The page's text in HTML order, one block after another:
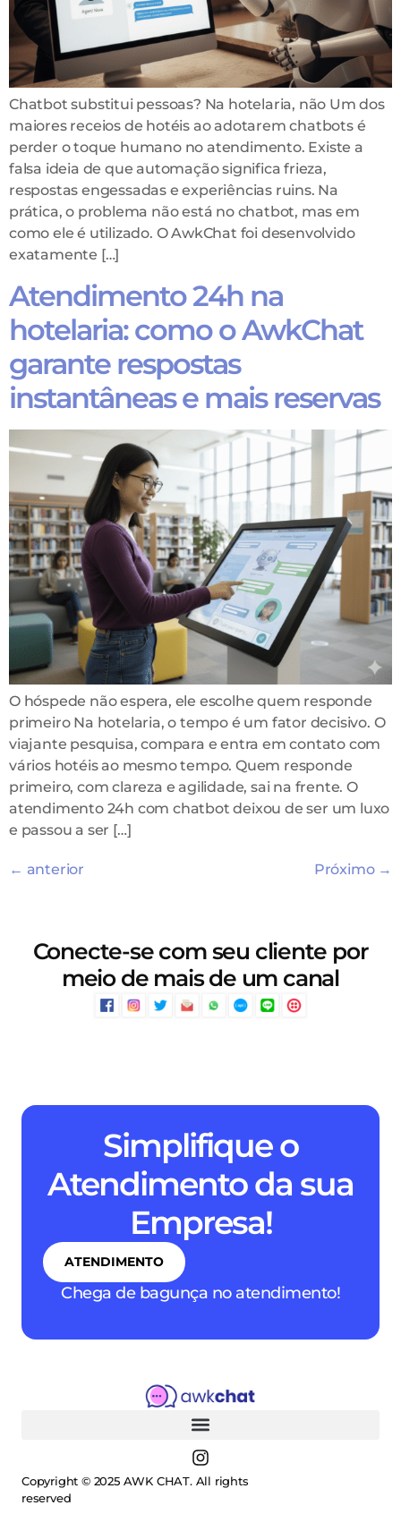
Chatbot substitui pessoas? Na hotelaria, não Um dos
maiores receios de hotéis ao adotarem chatbots é
perder o toque humano no atendimento. Existe a
falsa ideia de que automação significa frieza,
respostas engessadas e experiências ruins. Na
prática, o problema não está no chatbot, mas em
como ele é utilizado. O AwkChat foi desenvolvido
exatamente […]
Atendimento 24h na
hotelaria: como o AwkChat
garante respostas
instantâneas e mais reservas
O hóspede não espera, ele escolhe quem responde
primeiro Na hotelaria, o tempo é um fator decisivo. O
viajante pesquisa, compara e entra em contato com
vários hotéis ao mesmo tempo. Quem responde
primeiro, com clareza e agilidade, sai na frente. O
atendimento 24h com chatbot deixou de ser um luxo
e passou a ser […]
← anterior Próximo →
Conecte-se com seu cliente por
meio de mais de um canal
Simplifique o
Atendimento da sua
Empresa!
ATENDIMENTO
Chega de bagunça no atendimento!
Copyright © 2025 AWK CHAT. All rights
reserved